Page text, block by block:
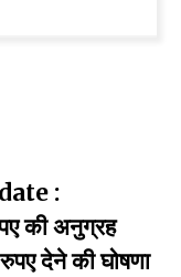
:
की अनुग्रह
देने की घोषणा